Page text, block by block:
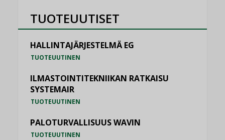
TUOTEUUTISET
HALLINTAJÄRJESTELMÄ EG
TUOTEUUTINEN
ILMASTOINTITEKNIIKAN RATKAISU
SYSTEMAIR
TUOTEUUTINEN
PALOTURVALLISUUS WAVIN
TUOTEUUTINEN